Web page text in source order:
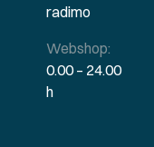
radimo
Webshop:
0.00 – 24.00
h